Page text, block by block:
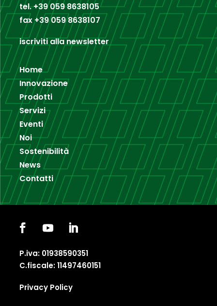
tel.+39 059 8638105
fax+39 059 8638107
iscriviti alla newsletter
Home
Innovazione
Prodotti
Servizi
Eventi
Noi
Sostenibilità
News
Contatti
P.iva: 01938590351
C.fiscale: 11497460151
Privacy Policy